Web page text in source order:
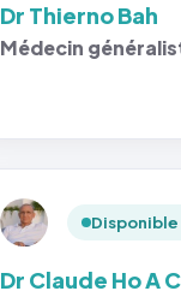
Dr Thierno Bah
Médecin
Disponible
Dr Claude Ho A